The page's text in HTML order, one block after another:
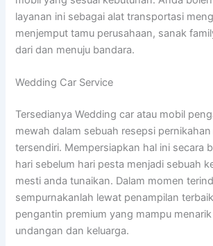
layanan ini sebagai alat transportasi
menjemput tamu perusahaan, sanak
dari dan menuju bandara.
Wedding Car Service
Tersedianya Wedding car atau mobil
mewah dalam sebuah resepsi
tersendiri. Mempersiapkan hal ini secara
hari sebelum hari pesta menjadi sebuah
mesti anda tunaikan. Dalam momen
sempurnakanlah lewat penampilan
pengantin premium yang mampu
undangan dan keluarga.